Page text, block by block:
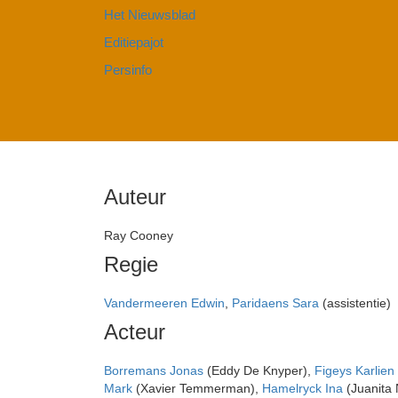
Het Nieuwsblad
Editiepajot
Persinfo
Auteur
Ray Cooney
Regie
Vandermeeren Edwin Paridaens Sara (assistentie)
Acteur
Borremans Jonas (Eddy De Knyper), Figeys Karlien
Mark (Xavier Temmerman), Hamelryck Ina (Juanita